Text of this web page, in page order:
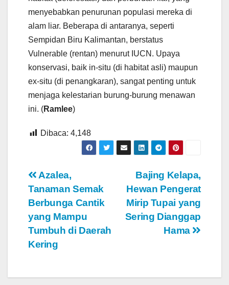
menyebabkan penurunan populasi mereka di
alam liar. Beberapa di antaranya, seperti
Sempidan Biru Kalimantan, berstatus
Vulnerable (rentan) menurut IUCN. Upaya
konservasi, baik in-situ (di habitat asli) maupun
ex-situ (di penangkaran), sangat penting untuk
menjaga kelestarian burung-burung menawan
ini. (Ramlee)
Dibaca: 4,148
Navigasi
pos
Bajing Kelapa,
Hewan Pengerat
Mirip Tupai yang
Sering Dianggap
Hama
Azalea,
Tanaman Semak
Berbunga Cantik
yang Mampu
Tumbuh di Daerah
Kering